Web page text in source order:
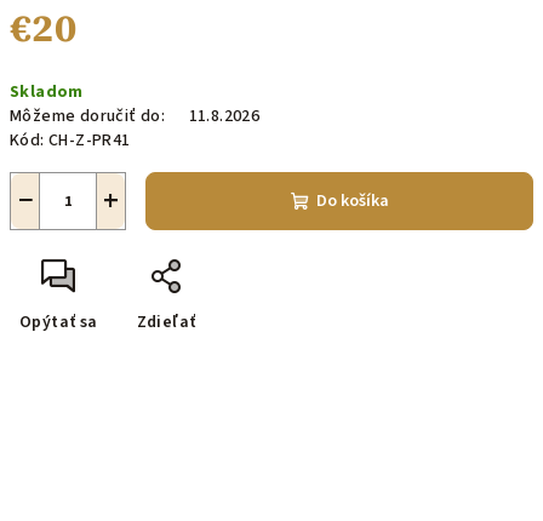
€20
cena:
Skladom
Môžeme doručiť do:
11.8.2026
Kód: CH-Z-PR41
+
− Do košíka
Opýtať sa Zdieľať